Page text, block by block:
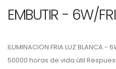
EMBUTIR - 6W/
ILUMINACION FRIA LUZ BLANCA -
50000 horas de vida útil